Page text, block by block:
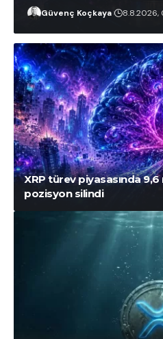
Onur Atam 8.8.2026, 19:32
Güvenç Koçkaya 8.8.2026,
XRP türev piyasasında
pozisyon silindi